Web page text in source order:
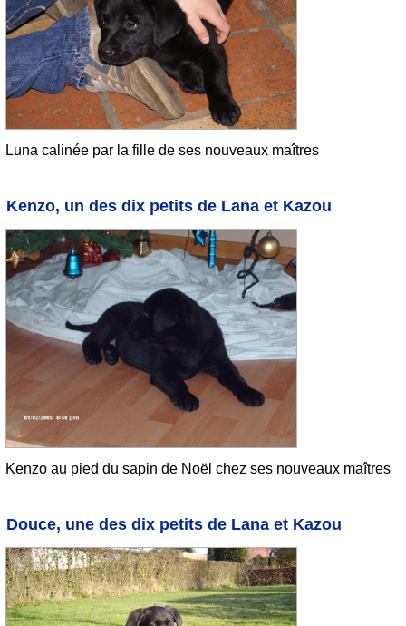
Luna calinée par la fille de ses nouveaux maîtres
Kenzo, un des dix petits de Lana et Kazou
Kenzo au pied du sapin de Noël chez ses nouveaux maîtres
Douce, une des dix petits de Lana et Kazou